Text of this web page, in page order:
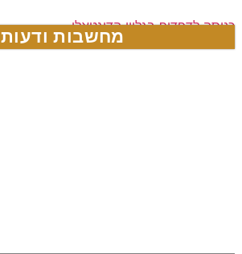
כניסה לדפדוף בגליון הדיגטאלי
מחשבות ודעות